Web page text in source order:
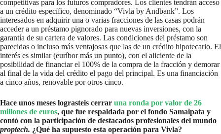
competitivas para los futuros compradores. Los clientes tendrán acceso
a un crédito específico, denominado “Vivla by Andbank”. Los
interesados en adquirir una o varias fracciones de las casas podrán
acceder a un préstamo pignorado para nuevas inversiones, con la
garantía de su cartera de valores. Las condiciones del préstamo son
parecidas o incluso más ventajosas que las de un crédito hipotecario. El
interés es similar (euríbor más un punto), con el aliciente de la
posibilidad de financiar el 100% de la compra de la fracción y demorar
al final de la vida del crédito el pago del principal. Es una financiación
a cinco años, renovable por otros cinco.
Hace unos meses lograsteis cerrar una ronda por valor de 26
millones de euros, que fue respaldada por el fondo Samaipata y
contó con la participación de destacados profesionales del mundo
proptech. ¿Qué ha supuesto esta operación para Vivla?